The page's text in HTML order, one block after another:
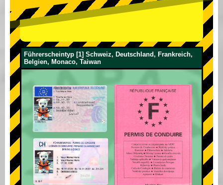
Führerscheintyp [1] Schweiz, Deutschland, Frankreich,
Belgien, Monaco, Taiwan